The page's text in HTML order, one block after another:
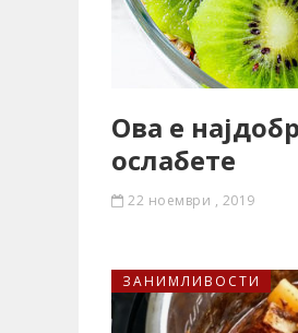
Ова е
ослабете
22 ноември , 2019
ЗАНИМЛИВОСТИ